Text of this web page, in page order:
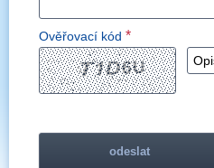
Ověřovací kód *